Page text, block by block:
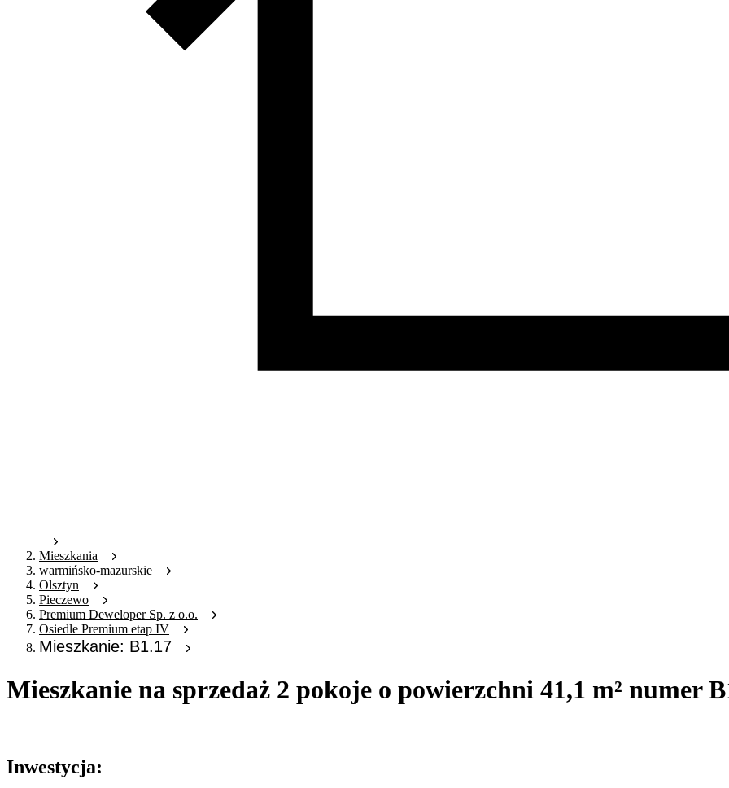
Mieszkania
warmińsko-mazurskie
Olsztyn
Pieczewo
Premium Deweloper Sp. z o.o.
Osiedle Premium etap IV
Mieszkanie: B1.17
Mieszkanie na sprzedaż 2 pokoje o powierzchni 41,1 m² numer
Inwestycja: